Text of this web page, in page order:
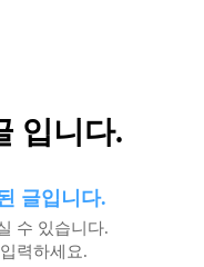
입니다.
글입니다.
수 있습니다.
력하세요.